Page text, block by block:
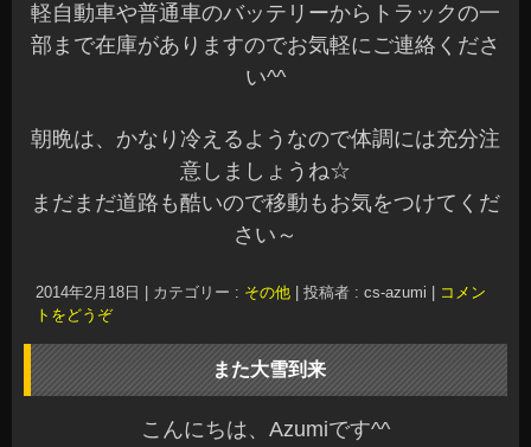
軽自動車や普通車のバッテリーからトラックの一
部まで在庫がありますのでお気軽にご連絡くださ
い^^
朝晩は、かなり冷えるようなので体調には充分注
意しましょうね☆
まだまだ道路も酷いので移動もお気をつけてくだ
さい～
2014年2月18日 カテゴリー : その他 投稿者 : cs-azumi
コメン
トをどうぞ
また大雪到来
こんにちは、Azumiです^^